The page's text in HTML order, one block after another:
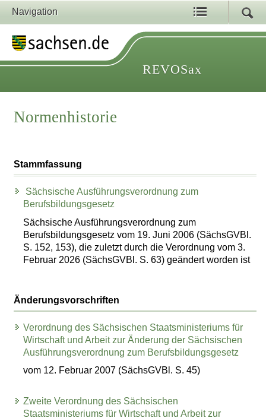
Navigation
REVOSax
Normenhistorie
Stammfassung
Sächsische Ausführungsverordnung zum
Berufsbildungsgesetz
Sächsische Ausführungsverordnung zum
Berufsbildungsgesetz vom 19. Juni 2006 (SächsGVBl.
S. 152, 153), die zuletzt durch die Verordnung vom 3.
Februar 2026 (SächsGVBl. S. 63) geändert worden ist
Änderungsvorschriften
Verordnung des Sächsischen Staatsministeriums für
Wirtschaft und Arbeit zur Änderung der Sächsischen
Ausführungsverordnung zum Berufsbildungsgesetz
vom 12. Februar 2007 (SächsGVBl. S. 45)
Zweite Verordnung des Sächsischen
Staatsministeriums für Wirtschaft und Arbeit zur